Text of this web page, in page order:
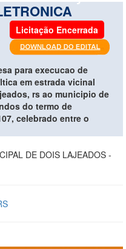
Licitação Encerrada
para execucao de
em estrada vicinal
rs ao municipio de
do termo de
celebrado entre o
DE DOIS LAJEADOS -